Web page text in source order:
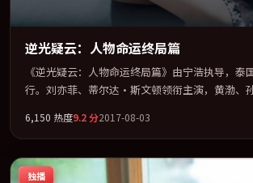
逆光疑云：人物命运终局篇
《逆光疑云：人物命运终局篇》由宁浩执导，泰
行。刘亦菲、蒂尔达·斯文顿领衔主演，黄渤、
型为骨架，在叙事、表演与视听上力求统一。定
地院线及主流平台同步亮相，2017 年度话题片
欢强情节与人物弧光的观众完整观看。
6,150 热度9.2分2017-08-03
独播